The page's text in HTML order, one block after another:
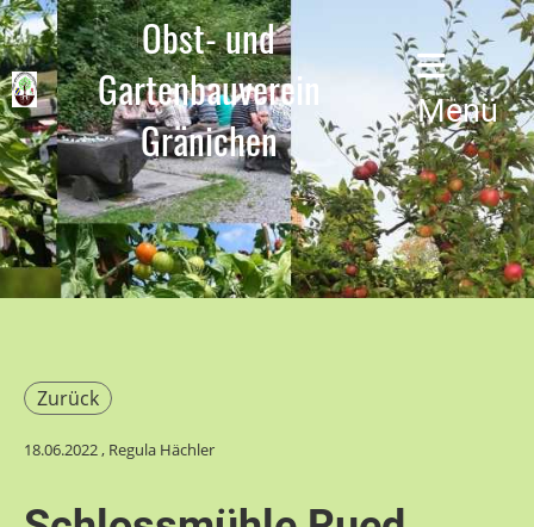
Obst- und
Gartenbauverein
Gränichen
Menü
Zurück
18.06.2022, Regula Hächler